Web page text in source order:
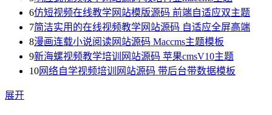
6仿短视频在线教学网站模版源码 前端自适应双主题
7简洁实用的在线视频教学网站源码 自适应全屏高端
8漫画连载小说阅读网站源码 Maccms主题模板
9新海螺视频教学培训网站源码 苹果cmsV10主题
10网络自学视频培训网站源码 带后台带数据模板
展开